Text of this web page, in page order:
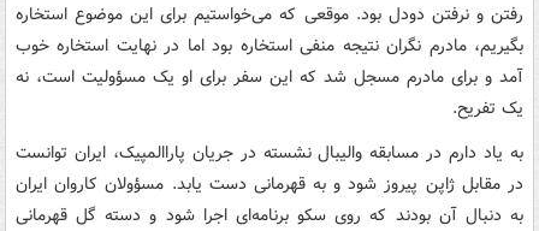
رفتن و نرفتن دودل بود. موقعی که می‌خواستیم برای این موضوع استخاره
بگیریم، مادرم نگران نتیجه منفی استخاره بود اما در نهایت استخاره خوب
آمد و برای مادرم مسجل شد که این سفر برای او یک مسؤولیت است، نه
یک تفریح.
به یاد دارم در مسابقه والیبال نشسته در جریان پاراالمپیک، ایران توانست
در مقابل ژاپن پیروز شود و به قهرمانی دست یابد. مسؤولان کاروان ایران
به دنبال آن بودند که روی سکو برنامه‌ای اجرا شود و دسته گل قهرمانی